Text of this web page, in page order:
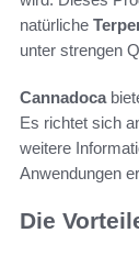
natürliche
unter strengen
Cannadoca
Es richtet sich
weitere
Anwendungen
Die